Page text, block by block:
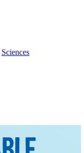
Sciences